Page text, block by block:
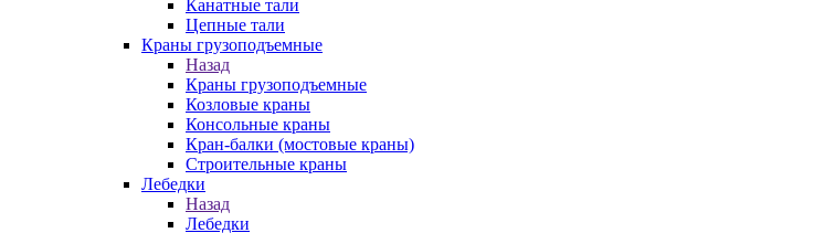
Канатные тали
Цепные тали
Краны грузоподъемные
Назад
Краны грузоподъемные
Козловые краны
Консольные краны
Кран-балки (мостовые краны)
Строительные краны
Лебедки
Назад
Лебедки